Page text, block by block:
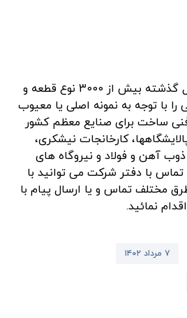
شرکت پتساکو در 18 سال گذشته بیش از 3000 نوع قطعه و
را با توجه به نمونه اصلی یا معیوب
ساخت برای صنایع معظم کشور
کارخانجات نیشکری،
آهن و فولاد و نیروگاه های
با دفتر شرکت می توانید با
09126185306 از طرق مختلف تماس و یا ارسال پیام با
نمائید.
۷ مرداد ۱۴۰۲